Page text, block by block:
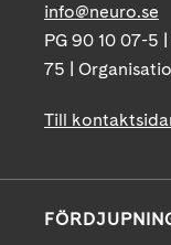
info@neuro.se
PG 90 10 07-5
75 |
Till